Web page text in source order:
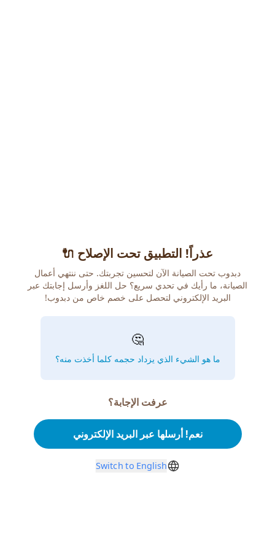
عذراً! التطبيق تحت الإصلاح 🔌
دبدوب تحت الصيانة الآن لتحسين تجربتك. حتى ننتهي أعمال
الصيانة، ما رأيك في تحدي سريع؟ حل اللغز وأرسل إجابتك عبر
البريد الإلكتروني لتحصل على خصم خاص من دبدوب!
🤔
ما هو الشيء الذي يزداد حجمه كلما أخذت منه؟
عرفت الإجابة؟
نعم! أرسلها عبر البريد الإلكتروني
Switch to English